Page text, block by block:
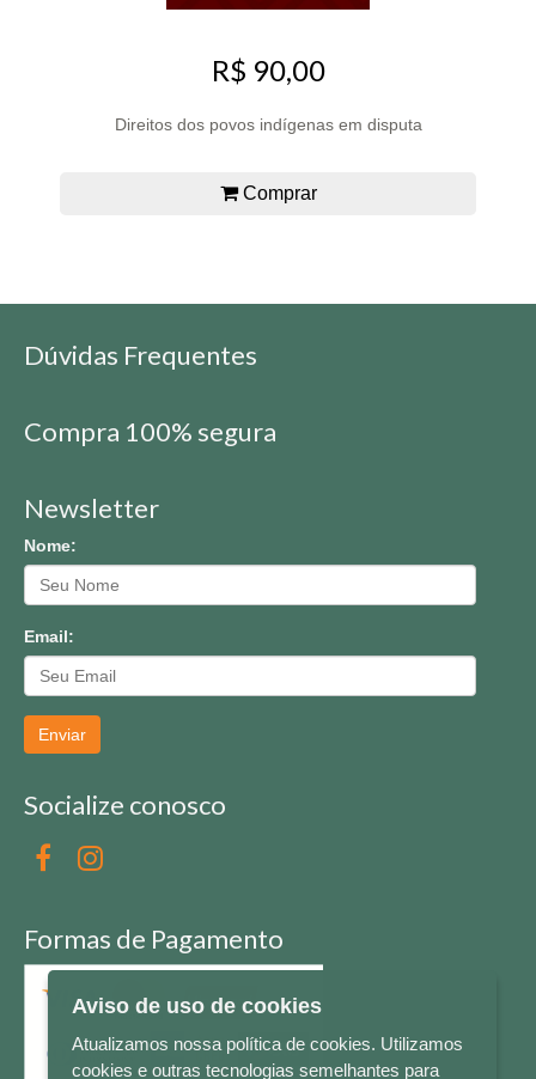
R$ 90,00
Direitos dos povos indígenas em disputa
Comprar
Dúvidas Frequentes
Compra 100% segura
Newsletter
Nome:
Email:
Enviar
Socialize conosco
Formas de Pagamento
Aviso de uso de cookies
Atualizamos nossa política de cookies. Utilizamos
cookies e outras tecnologias semelhantes para